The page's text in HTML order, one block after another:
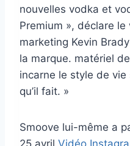
nouvelles vodka et
Premium », déclare
marketing Kevin
la marque. matériel
incarne le style de
qu’il fait. »
Smoove lui-même a